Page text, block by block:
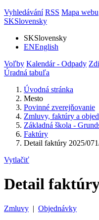
Vyhledávání RSS Mapa webu
SKSlovensky
SKSlovensky
ENEnglish
Voľby Kalendár - Odpady
Úradná tabuľa
Úvodná stránka
Mesto
Povinné zverejňovanie
Zmluvy, faktúry a
Základná škola -
Faktúry
Detail faktúry 2025/
Vytlačiť
Detail
Zmluvy | Objednávky